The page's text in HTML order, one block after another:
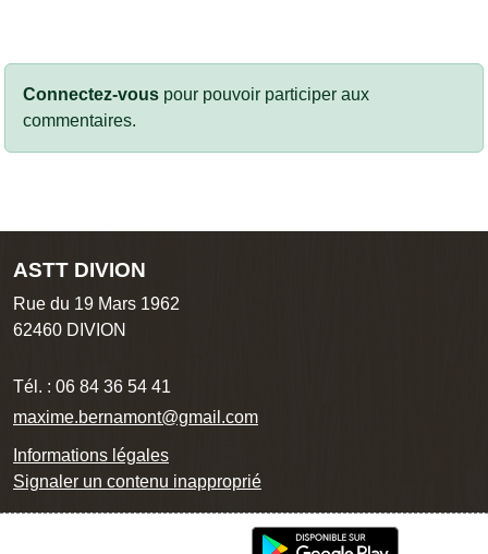
Connectez-vous pour pouvoir participer aux
commentaires.
ASTT DIVION
Rue du 19 Mars 1962
62460 DIVION
Tél. : 06 84 36 54 41
maxime.bernamont@gmail.com
Informations légales
Signaler un contenu inapproprié